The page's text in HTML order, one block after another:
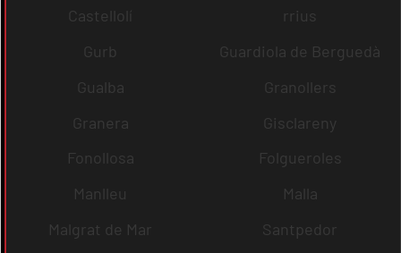
Castellolí
rrius
Gurb
Guardiola de Berguedà
Gualba
Granollers
Granera
Gisclareny
Fonollosa
Folgueroles
Manlleu
Malla
Malgrat de Mar
Santpedor